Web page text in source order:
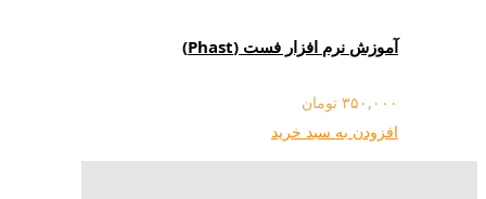
آموزش نرم افزار فست (Phast)
۳۵۰,۰۰۰ تومان
افزودن به سبد خرید